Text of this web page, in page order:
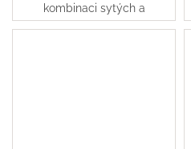
kombinaci sytých a
pastelových barev